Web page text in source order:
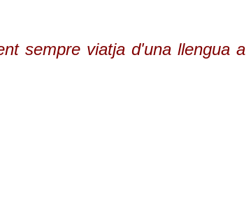
sempre viatja d'una llengua a